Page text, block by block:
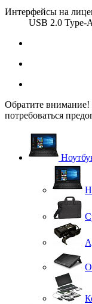
Интерфейсы на
USB 2.0 Type-
Обратите внимание!
потребоваться